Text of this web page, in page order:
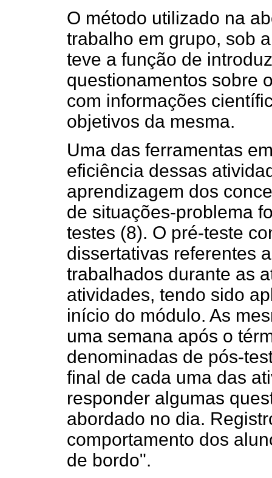
O método utilizado na
trabalho em grupo, sob
teve a função de
questionamentos sobre
com informações
objetivos da mesma.
Uma das ferramentas
eficiência dessas
aprendizagem dos
de situações-problema
testes (8). O pré-teste
dissertativas referentes
trabalhados durante as
atividades, tendo sido
início do módulo. As
uma semana após o
denominadas de pós-
final de cada uma das
responder algumas
abordado no dia.
comportamento dos
de bordo".